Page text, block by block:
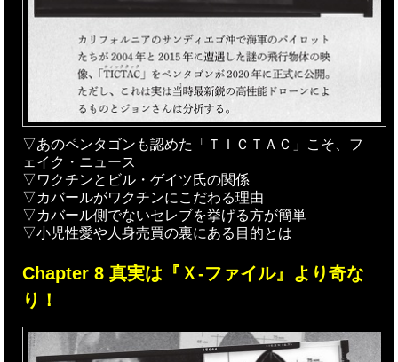
▽あのペンタゴンも認めた「ＴＩＣＴＡＣ」こそ、フ
ェイク・ニュース
▽ワクチンとビル・ゲイツ氏の関係
▽カバールがワクチンにこだわる理由
▽カバール側でないセレブを挙げる方が簡単
▽小児性愛や人身売買の裏にある目的とは
Chapter 8 真実は『Ｘ-ファイル』より奇な
り！